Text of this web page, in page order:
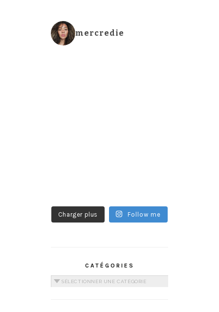
mercredie
Charger plus Follow me
CATÉGORIES
Catégories